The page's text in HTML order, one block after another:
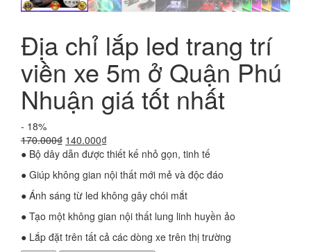
Địa chỉ lắp led trang trí
viền xe 5m ở Quận Phú
Nhuận giá tốt nhất
- 18%
170.000₫ Giá
gốc
170.000₫.
140.000₫Giá
hiện
là:
140.000₫.
● Bộ dây dẫn được thiết kế nhỏ gọn, tinh tế
● Giúp không gian nội thất mới mẻ và độc đáo
● Ánh sáng từ led không gây chói mắt
● Tạo một không gian nội thất lung linh huyền ảo
● Lắp đặt trên tất cả các dòng xe trên thị trường